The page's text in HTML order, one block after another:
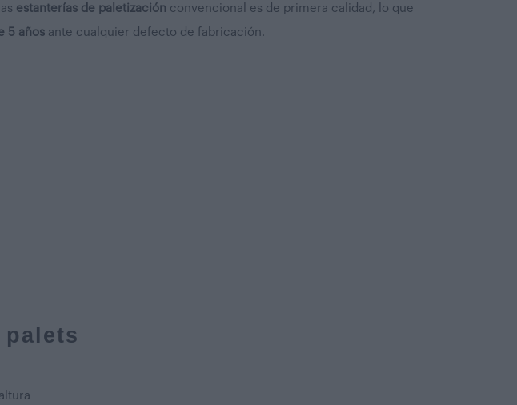
estanterías de paletización convencional es de primera calidad, lo que
5 años ante cualquier defecto de fabricación .